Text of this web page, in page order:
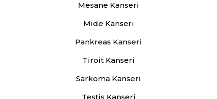
Mesane Kanseri
Mide Kanseri
Pankreas Kanseri
Tiroit Kanseri
Sarkoma Kanseri
Testis Kanseri